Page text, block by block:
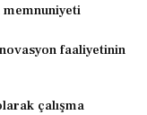
memnuniyeti
faaliyetinin
çalışma